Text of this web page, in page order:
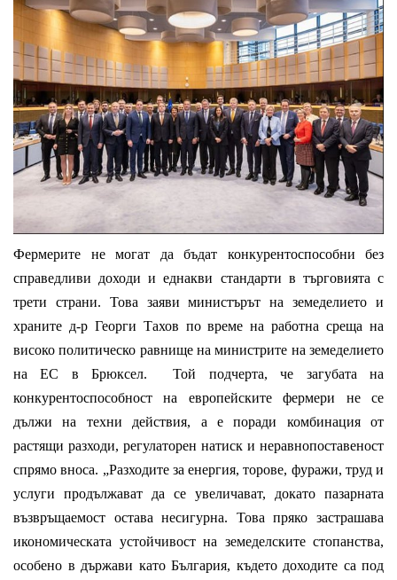
Фермерите не могат да бъдат конкурентоспособни без
справедливи доходи и еднакви стандарти в търговията с
трети страни. Това заяви министърът на земеделието и
храните д-р Георги Тахов по време на работна среща на
високо политическо равнище на министрите на земеделието
на ЕС в Брюксел. Той подчерта, че загубата на
конкурентоспособност на европейските фермери не се
дължи на техни действия, а е поради комбинация от
растящи разходи, регулаторен натиск и неравнопоставеност
спрямо вноса. „Разходите за енергия, торове, фуражи, труд и
услуги продължават да се увеличават, докато пазарната
възвръщаемост остава несигурна. Това пряко застрашава
икономическата устойчивост на земеделските стопанства,
особено в държави като България, където доходите са под